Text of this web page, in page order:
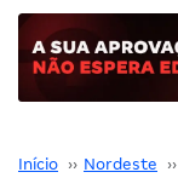
Início ›› Nordeste ››